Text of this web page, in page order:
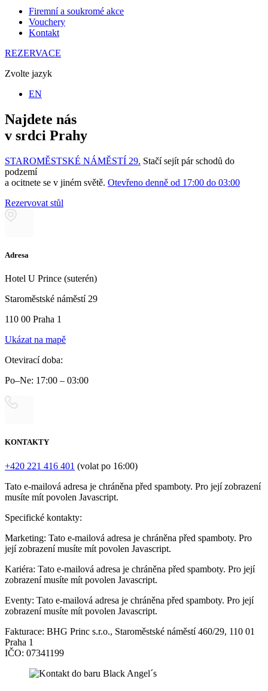
Firemní a soukromé akce
Vouchery
Kontakt
REZERVACE
Zvolte jazyk
EN
Najdete nás
v srdci Prahy
STAROMĚSTSKÉ NÁMĚSTÍ 29. Stačí sejít pár schodů do
podzemí
a ocitnete se v jiném světě. Otevřeno denně od 17:00 do 03:00
Rezervovat stůl
Adresa
Hotel U Prince (suterén)
Staroměstské náměstí 29
110 00 Praha 1
Ukázat na mapě
Otevirací doba:
Po–Ne: 17:00 – 03:00
KONTAKTY
+420 221 416 401 (volat po 16:00)
Tato e-mailová adresa je chráněna před spamboty. Pro její zobrazení
musíte mít povolen Javascript.
Specifické kontakty:
Marketing: Tato e-mailová adresa je chráněna před spamboty. Pro
její zobrazení musíte mít povolen Javascript.
Kariéra: Tato e-mailová adresa je chráněna před spamboty. Pro její
zobrazení musíte mít povolen Javascript.
Eventy: Tato e-mailová adresa je chráněna před spamboty. Pro její
zobrazení musíte mít povolen Javascript.
Fakturace: BHG Princ s.r.o., Staroměstské náměstí 460/29, 110 01
Praha 1
IČO: 07341199